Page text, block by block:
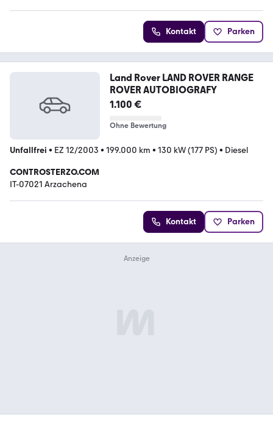
Kontakt Parken
Land Rover LAND ROVER RANGE
ROVER AUTOBIOGRAFY
1.100 €
Ohne Bewertung
Unfallfrei • EZ 12/2003 • 199.000 km • 130 kW (177 PS) • Diesel
CONTROSTERZO.COM
IT-07021 Arzachena
Kontakt Parken